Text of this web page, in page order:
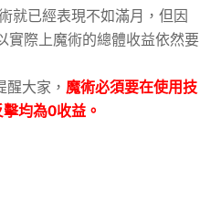
就已經表現不如滿月，但因
際上魔術的總體收益依然要
大家， 魔術必須要在使用技
均為0收益。